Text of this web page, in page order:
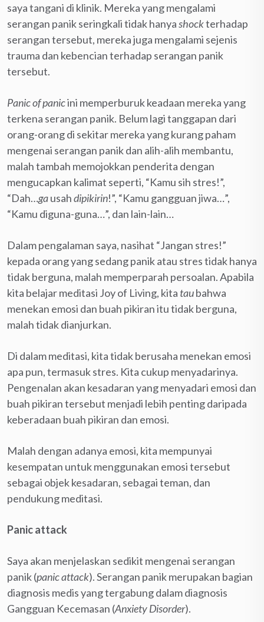
saya tangani di klinik. Mereka yang mengalami
serangan panik seringkali tidak hanyashockterhadap
serangan tersebut, mereka juga mengalami sejenis
trauma dan kebencian terhadap serangan panik
tersebut.
Panic of panicini memperburuk keadaan mereka yang
terkena serangan panik. Belum lagi tanggapan dari
orang-orang di sekitar mereka yang kurang paham
mengenai serangan panik dan alih-alih membantu,
malah tambah memojokkan penderita dengan
mengucapkan kalimat seperti, “Kamu sih stres!”,
“Dah…gausahdipikirin!”, “Kamu gangguan jiwa…”,
“Kamu diguna-guna…”, dan lain-lain…
Dalam pengalaman saya, nasihat “Jangan stres!”
kepada orang yang sedang panik atau stres tidak hanya
tidak berguna, malah memperparah persoalan. Apabila
kita belajar meditasi Joy of Living, kita taubahwa
menekan emosi dan buah pikiran itu tidak berguna,
malah tidak dianjurkan.
Di dalam meditasi, kita tidak berusaha menekan emosi
apa pun, termasuk stres. Kita cukup menyadarinya.
Pengenalan akan kesadaran yang menyadari emosi dan
buah pikiran tersebut menjadi lebih penting daripada
keberadaan buah pikiran dan emosi.
Malah dengan adanya emosi, kita mempunyai
kesempatan untuk menggunakan emosi tersebut
sebagai objek kesadaran, sebagai teman, dan
pendukung meditasi.
Panic attack
Saya akan menjelaskan sedikit mengenai serangan
panik (panic attack). Serangan panik merupakan bagian
diagnosis medis yang tergabung dalam diagnosis
Gangguan Kecemasan (Anxiety Disorder).